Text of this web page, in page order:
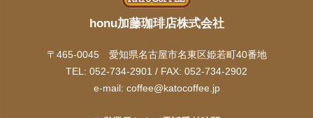
honu加藤珈琲店株式会社
〒465-0045 愛知県名古屋市名東区姫若町40番地
TEL: 052-734-2901 / FAX: 052-734-2902
e-mail: coffee@katocoffee.jp